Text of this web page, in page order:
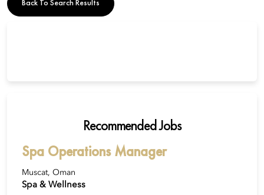
Back To Search Results
Recommended Jobs
Spa Operations Manager
Muscat, Oman
Spa & Wellness